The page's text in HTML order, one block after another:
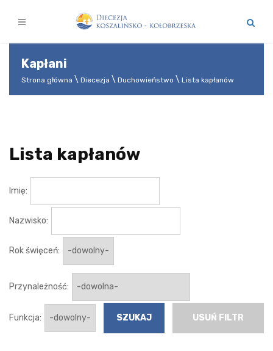
Kapłani
Strona główna Diecezja Duchowieństwo Lista kapłanów
Lista kapłanów
Imię:
Nazwisko:
Rok święceń:
Przynależność:
Funkcja: USUŃ FILTR